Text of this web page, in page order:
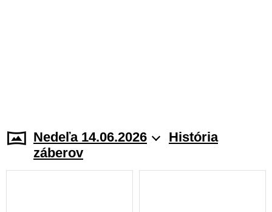
Nedeľa 14.06.2026
História
záberov